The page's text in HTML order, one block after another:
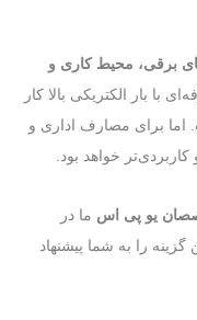
برقی، محیط کاری و
با بار الکتریکی بالا کار
اما برای مصارف اداری و
خواهد بود.
یو پی اس ما در
گزینه را به شما پیشنهاد